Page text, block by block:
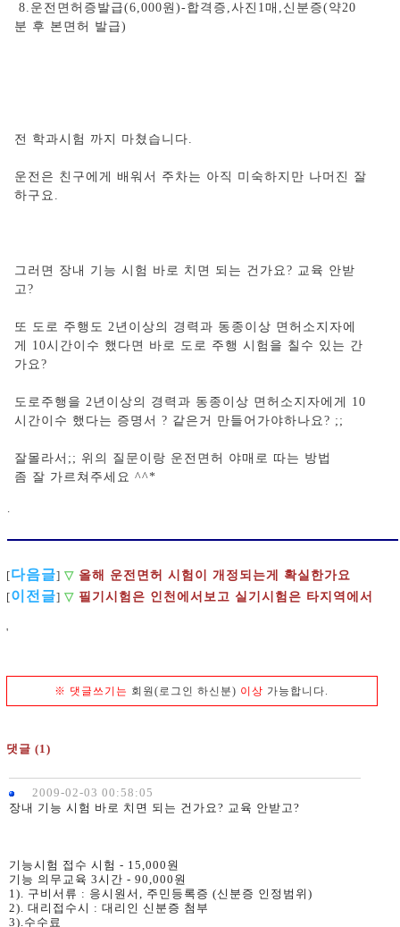
8.운전면허증발급(6,000원)-합격증,사진1매,신분증(약20
분 후 본면허 발급)
전 학과시험 까지 마쳤습니다.
운전은 친구에게 배워서 주차는 아직 미숙하지만 나머진 잘
하구요.
그러면 장내 기능 시험 바로 치면 되는 건가요? 교육 안받
고?
또 도로 주행도 2년이상의 경력과 동종이상 면허소지자에
게 10시간이수 했다면 바로 도로 주행 시험을 칠수 있는 간
가요?
도로주행을 2년이상의 경력과 동종이상 면허소지자에게 10
시간이수 했다는 증명서 ? 같은거 만들어가야하나요? ;;
잘몰라서;; 위의 질문이랑 운전면허 야매로 따는 방법
좀 잘 가르쳐주세요 ^^*
.
[다음글] ▽ 올해 운전면허 시험이 개정되는게 확실한가요
[이전글] ▽ 필기시험은 인천에서보고 실기시험은 타지역에서
'
※ 댓글쓰기는 회원(로그인 하신분) 이상 가능합니다.
댓글 (1)
2009-02-03 00:58:05
장내 기능 시험 바로 치면 되는 건가요? 교육 안받고?
기능시험 접수 시험 - 15,000원
기능 의무교육 3시간 - 90,000원
1). 구비서류 : 응시원서, 주민등록증 (신분증 인정범위)
2). 대리접수시 : 대리인 신분증 첨부
3).수수료